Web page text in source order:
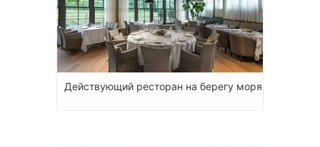
Действующий ресторан на берегу моря